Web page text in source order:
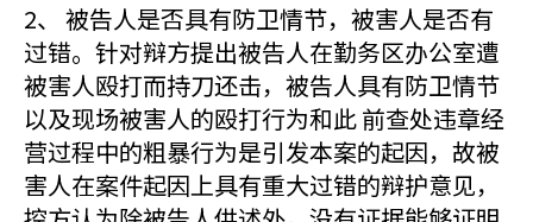
2、 被告人是否具有防卫情节，被害人是否有
过错。针对辩方提出被告人在勤务区办公室遭
被害人殴打而持刀还击，被告人具有防卫情节
以及现场被害人的殴打行为和此 前查处违章经
营过程中的粗暴行为是引发本案的起因，故被
害人在案件起因上具有重大过错的辩护意见，